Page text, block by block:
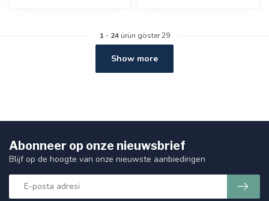
1- 24ürün göster 29
Show more
Abonneer op onze nieuwsbrief
Blijf op de hoogte van onze nieuwste aanbiedingen